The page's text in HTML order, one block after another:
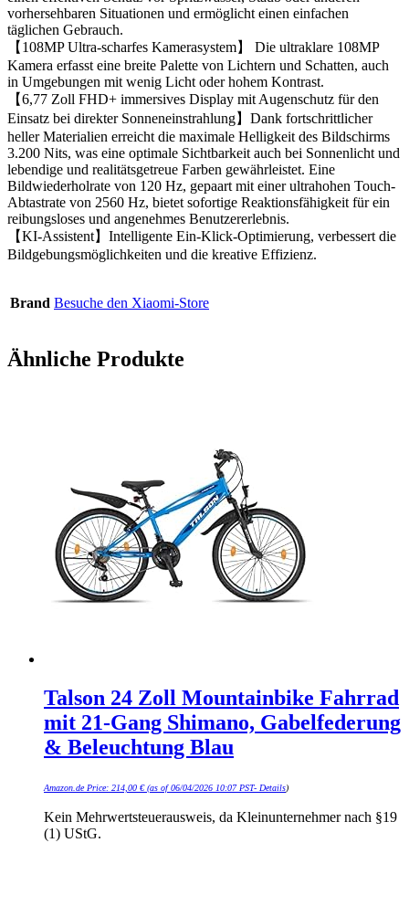
vorhersehbaren Situationen und ermöglicht einen einfachen
täglichen Gebrauch.
【108MP Ultra-scharfes Kamerasystem】 Die ultraklare 108MP
Kamera erfasst eine breite Palette von Lichtern und Schatten, auch
in Umgebungen mit wenig Licht oder hohem Kontrast.
【6,77 Zoll FHD+ immersives Display mit Augenschutz für den
Einsatz bei direkter Sonneneinstrahlung】Dank fortschrittlicher
heller Materialien erreicht die maximale Helligkeit des Bildschirms
3.200 Nits, was eine optimale Sichtbarkeit auch bei Sonnenlicht und
lebendige und realitätsgetreue Farben gewährleistet. Eine
Bildwiederholrate von 120 Hz, gepaart mit einer ultrahohen Touch-
Abtastrate von 2560 Hz, bietet sofortige Reaktionsfähigkeit für ein
reibungsloses und angenehmes Benutzererlebnis.
【KI-Assistent】Intelligente Ein-Klick-Optimierung, verbessert die
Bildgebungsmöglichkeiten und die kreative Effizienz.
Brand Besuche den Xiaomi-Store
Ähnliche Produkte
Talson 24 Zoll Mountainbike Fahrrad
mit 21-Gang Shimano, Gabelfederung
& Beleuchtung Blau
Amazon.de Price: 214,00 €(as of 06/04/2026 10:07 PST- Details)
Kein Mehrwertsteuerausweis, da Kleinunternehmer nach §19
(1) UStG.